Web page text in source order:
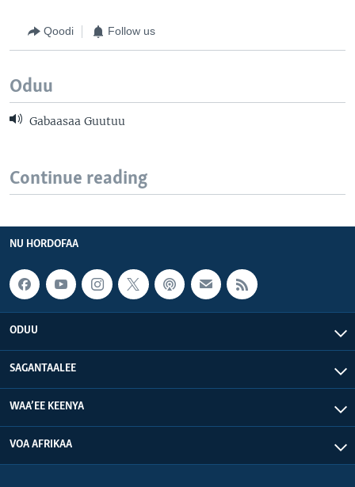
Qoodi Follow us
Oduu
Gabaasaa Guutuu
Continue reading
NU HORDOFAA
ODUU
SAGANTAALEE
WAA’EE KEENYA
VOA AFRIKAA